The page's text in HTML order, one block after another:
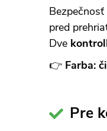
pred
Dve
👉 Farba:
Pre